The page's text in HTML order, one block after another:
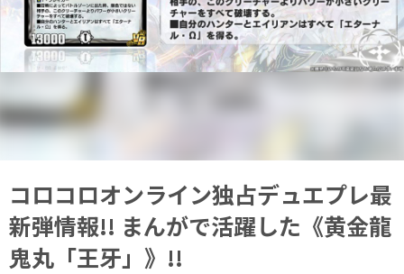
コロコロオンライン独占デュエプレ最
新弾情報!! まんがで活躍した《黄金龍
鬼丸「王牙」》!!